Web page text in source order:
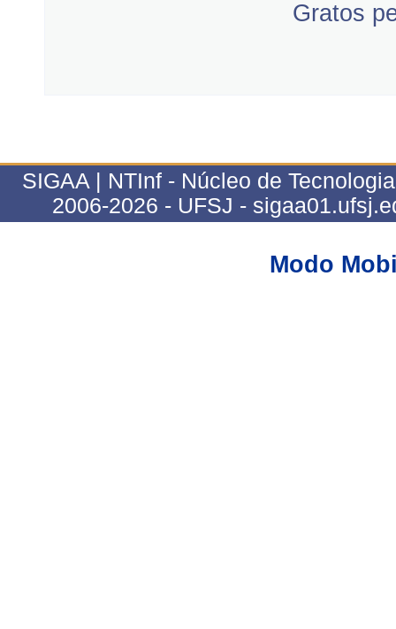
Gratos
SIGAA | NTInf - Núcleo de
2006-2026 - UFSJ -
Modo